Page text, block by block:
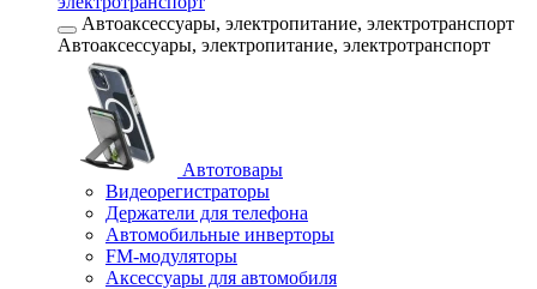
Автоаксессуары, электропитание, электротранспорт
Автоаксессуары, электропитание, электротранспорт
Автотовары
Видеорегистраторы
Держатели для телефона
Автомобильные инверторы
FM-модуляторы
Аксессуары для автомобиля